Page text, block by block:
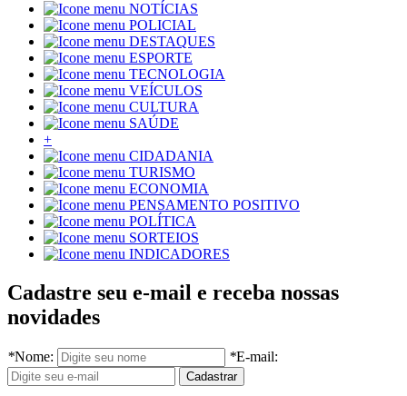
NOTÍCIAS
POLICIAL
DESTAQUES
ESPORTE
TECNOLOGIA
VEÍCULOS
CULTURA
SAÚDE
+
CIDADANIA
TURISMO
ECONOMIA
PENSAMENTO POSITIVO
POLÍTICA
SORTEIOS
INDICADORES
Cadastre seu e-mail e receba nossas
novidades
*Nome: *E-mail: